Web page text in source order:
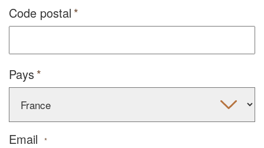
Code postal
Pays
Email *